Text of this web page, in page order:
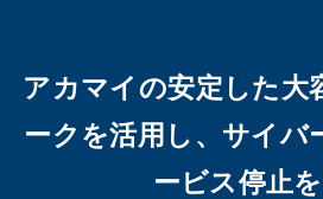
アカマイの安定した大
ークを活用し、 サイバ
ービス停止